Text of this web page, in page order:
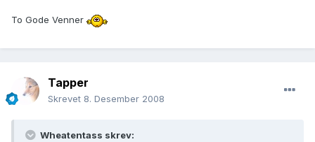
To Gode Venner
Tapper
Skrevet 8. Desember 2008
Wheatentass skrev: